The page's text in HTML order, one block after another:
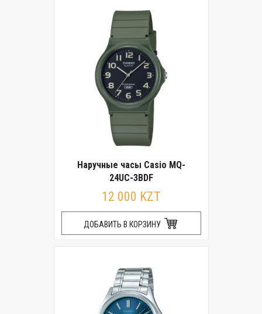
Наручные часы Casio MQ-
24UC-3BDF
12 000 KZT
ДОБАВИТЬ В КОРЗИНУ